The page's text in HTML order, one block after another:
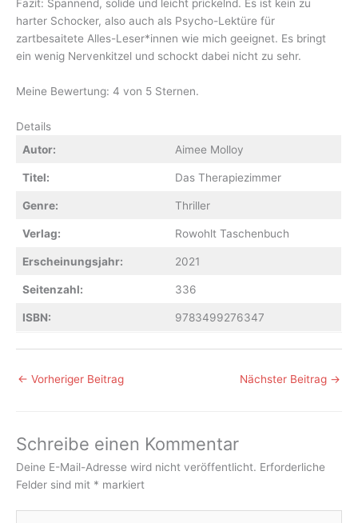
Fazit: Spannend, solide und leicht prickelnd. Es ist kein zu
harter Schocker, also auch als Psycho-Lektüre für
zartbesaitete Alles-Leser*innen wie mich geeignet. Es bringt
ein wenig Nervenkitzel und schockt dabei nicht zu sehr.
Meine Bewertung: 4 von 5 Sternen.
Details
Autor:
Aimee Molloy
Titel: Das Therapiezimmer
Genre: Thriller
Verlag: Rowohlt Taschenbuch
Erscheinungsjahr: 2021
Seitenzahl: 336
ISBN: 9783499276347
← Vorheriger Beitrag Nächster Beitrag →
Schreibe einen Kommentar
Deine E-Mail-Adresse wird nicht veröffentlicht. Erforderliche
Felder sind mit * markiert